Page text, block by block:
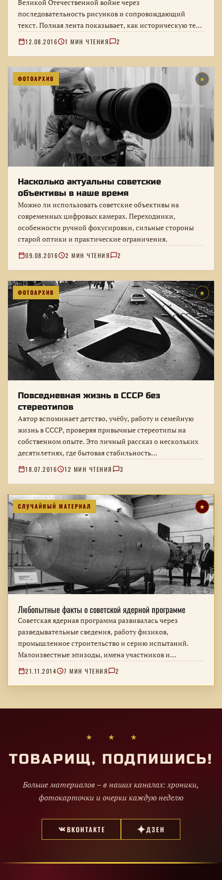
Великой Отечественной войне через
последовательность рисунков и сопровождающий
текст. Полная лента показывает, как историческую тему
объясняли школьной аудитории.
12.08.2016 1 МИН ЧТЕНИЯ 2
ФОТОАРХИВ ★
Насколько актуальны советские
объективы в наше время
Можно ли использовать советские объективы на
современных цифровых камерах. Переходники,
особенности ручной фокусировки, сильные стороны
старой оптики и практические ограничения.
09.08.2016 2 МИН ЧТЕНИЯ 2
ФОТОАРХИВ ★
Повседневная жизнь в СССР без
стереотипов
Автор вспоминает детство, учёбу, работу и семейную
жизнь в СССР, проверяя привычные стереотипы на
собственном опыте. Это личный рассказ о нескольких
десятилетиях, где бытовая стабильность…
18.07.2016 12 МИН ЧТЕНИЯ 3
СЛУЧАЙНЫЙ МАТЕРИАЛ ★
Любопытные факты о советской ядерной программе
Советская ядерная программа развивалась через
разведывательные сведения, работу физиков,
промышленное строительство и серию испытаний.
Малоизвестные эпизоды, имена участников и
технические решения; отдельные сенсационные
21.11.2014 7 МИН ЧТЕНИЯ 2
★ ★ ★
ТОВАРИЩ, ПОДПИШИСЬ!
Больше материалов – в наших каналах: хроники,
фотокарточки и очерки каждую неделю
ВКОНТАКТЕ ДЗЕН